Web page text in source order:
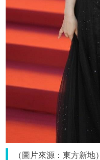
（圖片來源：東方新地）